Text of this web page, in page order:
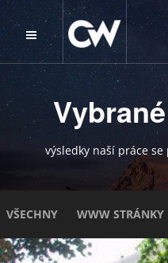
výsledky naší práce
VŠECHNY WWW STRÁNKY